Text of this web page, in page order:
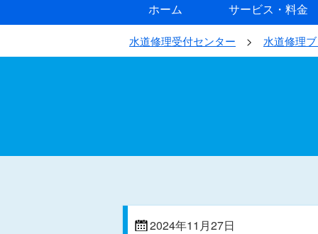
ホーム サービス・料金
水道修理受付センター 水道修理
2024年11月27日